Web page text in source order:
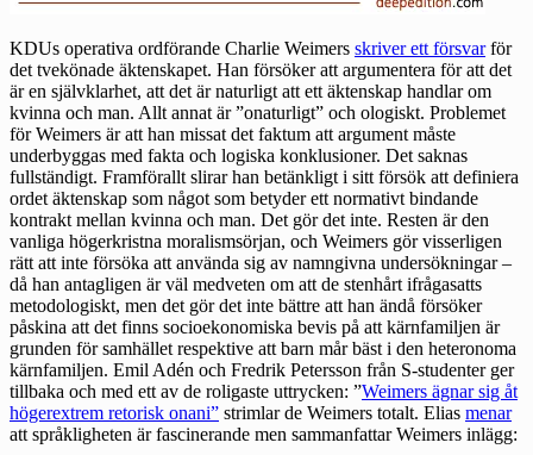
KDUs operativa ordförande Charlie Weimers skriver ett försvarför
det tvekönade äktenskapet. Han försöker att argumentera för att det
är en självklarhet, att det är naturligt att ett äktenskap handlar om
kvinna och man. Allt annat är ”onaturligt” och ologiskt. Problemet
för Weimers är att han missat det faktum att argument måste
underbyggas med fakta och logiska konklusioner. Det saknas
fullständigt. Framförallt slirar han betänkligt i sitt försök att definiera
ordet äktenskap som något som betyder ett normativt bindande
kontrakt mellan kvinna och man. Det gör det inte. Resten är den
vanliga högerkristna moralismsörjan, och Weimers gör visserligen
rätt att inte försöka att använda sig av namngivna undersökningar –
då han antagligen är väl medveten om att de stenhårt ifrågasatts
metodologiskt, men det gör det inte bättre att han ändå försöker
påskina att det finns socioekonomiska bevis på att kärnfamiljen är
grunden för samhället respektive att barn mår bäst i den heteronoma
kärnfamiljen. Emil Adén och Fredrik Petersson från S-studenter ger
tillbaka och med ett av de roligaste uttrycken: ”Weimers ägnar sig åt
högerextrem retorisk onani” strimlar de Weimers totalt. Elias menar
att språkligheten är fascinerande men sammanfattar Weimers inlägg: